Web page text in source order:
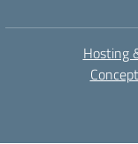
Hosting